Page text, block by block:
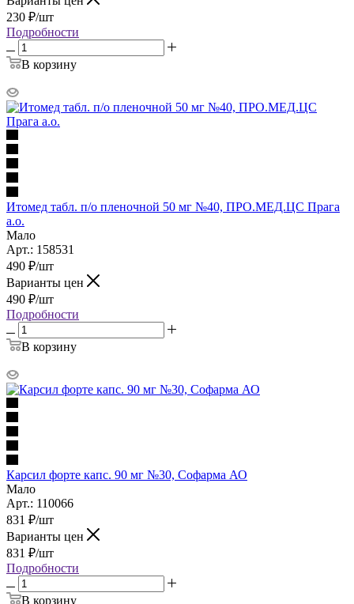
230 ₽/шт
Подробности
В корзину
Итомед табл. п/о пленочной 50 мг №40, ПРО.МЕД.ЦС Прага
а.о.
Мало
Арт.: 158531
490 ₽/шт
Варианты цен
490 ₽/шт
Подробности
В корзину
Карсил форте капс. 90 мг №30, Софарма АО
Мало
Арт.: 110066
831 ₽/шт
Варианты цен
831 ₽/шт
Подробности
В корзину